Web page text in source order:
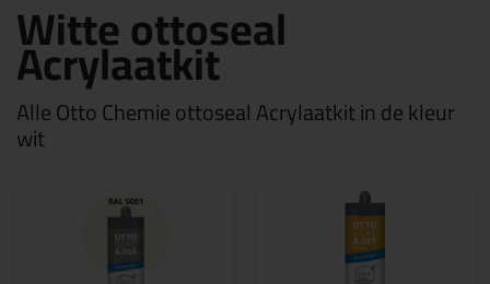
Witte ottoseal
Acrylaatkit
Alle Otto Chemie ottoseal Acrylaatkit in de kleur
wit